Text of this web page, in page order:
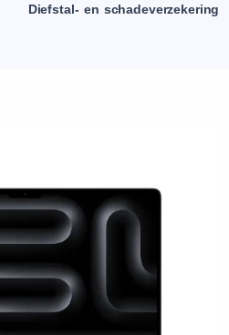
Diefstal- en schadeverzekering